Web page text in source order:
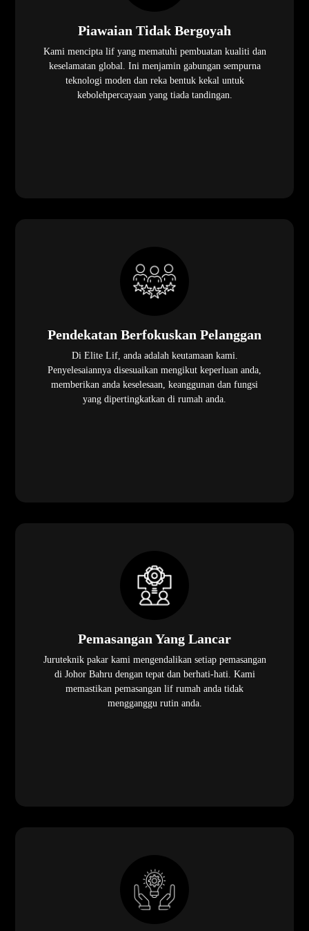
Piawaian Tidak Bergoyah
Kami mencipta lif yang mematuhi pembuatan kualiti dan
keselamatan global. Ini menjamin gabungan sempurna
teknologi moden dan reka bentuk kekal untuk
kebolehpercayaan yang tiada tandingan.
Pendekatan Berfokuskan Pelanggan
Di Elite Lif, anda adalah keutamaan kami.
Penyelesaiannya disesuaikan mengikut keperluan anda,
memberikan anda keselesaan, keanggunan dan fungsi
yang dipertingkatkan di rumah anda.
Pemasangan Yang Lancar
Juruteknik pakar kami mengendalikan setiap pemasangan
di Johor Bahru dengan tepat dan berhati-hati. Kami
memastikan pemasangan lif rumah anda tidak
mengganggu rutin anda.